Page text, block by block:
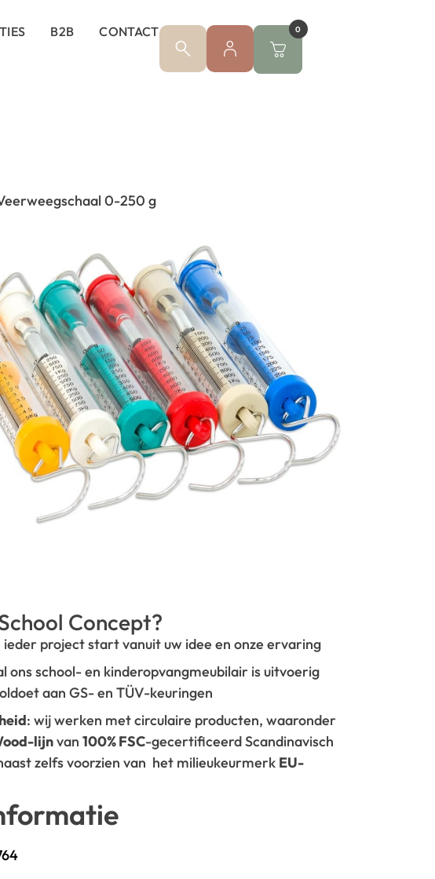
B2B CONTACT 0
0-250 g
Concept?
ieder project start vanuit uw idee en onze ervaring
ons school- en kinderopvangmeubilair is uitvoerig
aan GS- en TÜV-keuringen
: wij werken met circulaire producten, waaronder
lijnvan 100% FSC-gecertificeerd Scandinavisch
zelfs voorzien van het milieukeurmerk EU-